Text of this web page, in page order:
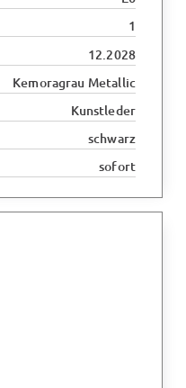
1
12.2028
Kemoragrau Metallic
Kunstleder
schwarz
sofort